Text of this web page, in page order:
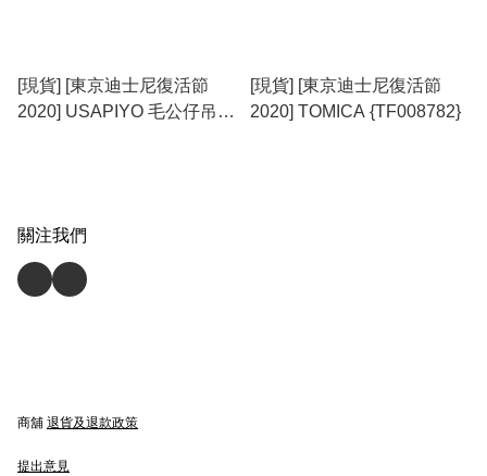
[現貨] [東京迪士尼復活節
2020] USAPIYO 毛公仔吊飾
[現貨] [東京迪士尼復活節
2020] TOMICA {TF008782}
關注我們
商舖 退貨及退款政策
提出意見